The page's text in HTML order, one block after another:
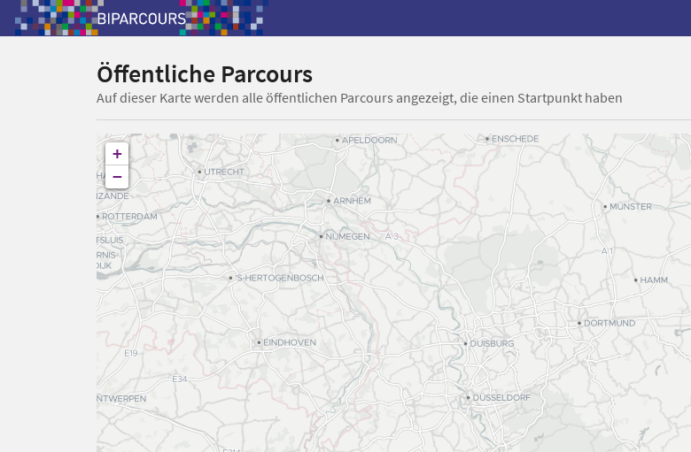
Öffentliche Parcours
Auf dieser Karte werden alle öffentlichen Parcours angezeigt, die einen Startpunkt haben
+
−